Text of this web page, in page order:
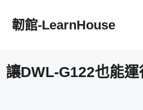
韌館-LearnHouse
讓DWL-G122也能